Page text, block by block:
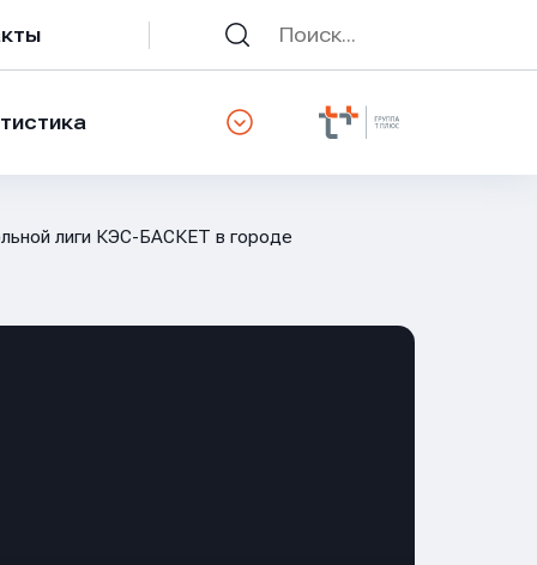
лиги КЭС-БАСКЕТ в городе